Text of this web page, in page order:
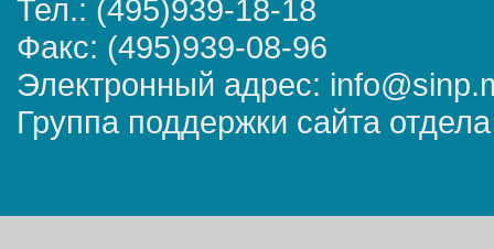
Тел.: (495)939-18-18
Факс: (495)939-08-96
Электронный адрес:
Группа поддержки сайта